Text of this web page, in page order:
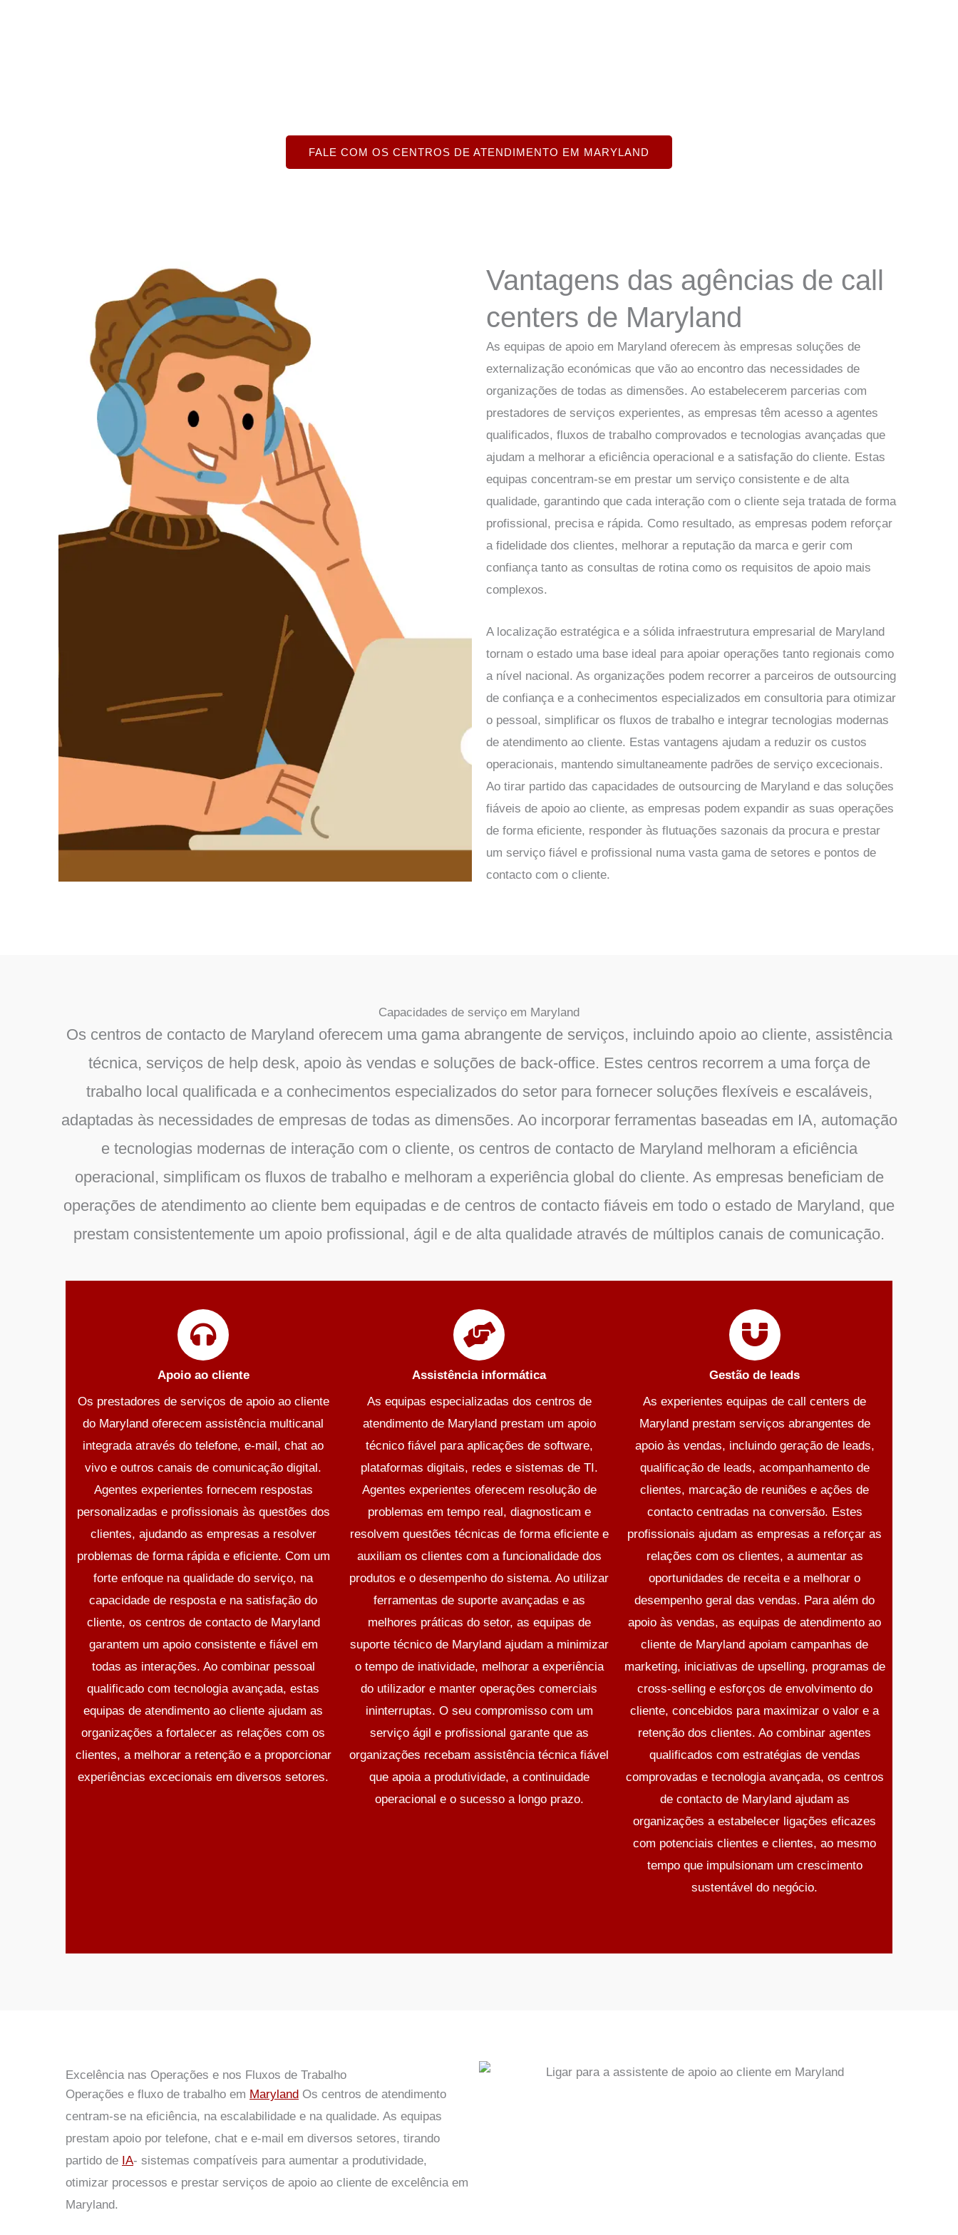
FALE COM OS CENTROS DE ATENDIMENTO EM MARYLAND
Vantagens das agências de call
centers de Maryland
As equipas de apoio em Maryland oferecem às empresas soluções de
externalização económicas que vão ao encontro das necessidades de
organizações de todas as dimensões. Ao estabelecerem parcerias com
prestadores de serviços experientes, as empresas têm acesso a agentes
qualificados, fluxos de trabalho comprovados e tecnologias avançadas que
ajudam a melhorar a eficiência operacional e a satisfação do cliente. Estas
equipas concentram-se em prestar um serviço consistente e de alta
qualidade, garantindo que cada interação com o cliente seja tratada de forma
profissional, precisa e rápida. Como resultado, as empresas podem reforçar
a fidelidade dos clientes, melhorar a reputação da marca e gerir com
confiança tanto as consultas de rotina como os requisitos de apoio mais
complexos.
A localização estratégica e a sólida infraestrutura empresarial de Maryland
tornam o estado uma base ideal para apoiar operações tanto regionais como
a nível nacional. As organizações podem recorrer a parceiros de outsourcing
de confiança e a conhecimentos especializados em consultoria para otimizar
o pessoal, simplificar os fluxos de trabalho e integrar tecnologias modernas
de atendimento ao cliente. Estas vantagens ajudam a reduzir os custos
operacionais, mantendo simultaneamente padrões de serviço excecionais.
Ao tirar partido das capacidades de outsourcing de Maryland e das soluções
fiáveis de apoio ao cliente, as empresas podem expandir as suas operações
de forma eficiente, responder às flutuações sazonais da procura e prestar
um serviço fiável e profissional numa vasta gama de setores e pontos de
contacto com o cliente.
Capacidades de serviço em Maryland
Os centros de contacto de Maryland oferecem uma gama abrangente de serviços, incluindo apoio ao cliente, assistência
técnica, serviços de help desk, apoio às vendas e soluções de back-office. Estes centros recorrem a uma força de
trabalho local qualificada e a conhecimentos especializados do setor para fornecer soluções flexíveis e escaláveis,
adaptadas às necessidades de empresas de todas as dimensões. Ao incorporar ferramentas baseadas em IA, automação
e tecnologias modernas de interação com o cliente, os centros de contacto de Maryland melhoram a eficiência
operacional, simplificam os fluxos de trabalho e melhoram a experiência global do cliente. As empresas beneficiam de
operações de atendimento ao cliente bem equipadas e de centros de contacto fiáveis em todo o estado de Maryland, que
prestam consistentemente um apoio profissional, ágil e de alta qualidade através de múltiplos canais de comunicação.
Apoio ao cliente
Os prestadores de serviços de apoio ao cliente
do Maryland oferecem assistência multicanal
integrada através do telefone, e-mail, chat ao
vivo e outros canais de comunicação digital.
Agentes experientes fornecem respostas
personalizadas e profissionais às questões dos
clientes, ajudando as empresas a resolver
problemas de forma rápida e eficiente. Com um
forte enfoque na qualidade do serviço, na
capacidade de resposta e na satisfação do
cliente, os centros de contacto de Maryland
garantem um apoio consistente e fiável em
todas as interações. Ao combinar pessoal
qualificado com tecnologia avançada, estas
equipas de atendimento ao cliente ajudam as
organizações a fortalecer as relações com os
clientes, a melhorar a retenção e a proporcionar
experiências excecionais em diversos setores.
Assistência informática
As equipas especializadas dos centros de
atendimento de Maryland prestam um apoio
técnico fiável para aplicações de software,
plataformas digitais, redes e sistemas de TI.
Agentes experientes oferecem resolução de
problemas em tempo real, diagnosticam e
resolvem questões técnicas de forma eficiente e
auxiliam os clientes com a funcionalidade dos
produtos e o desempenho do sistema. Ao utilizar
ferramentas de suporte avançadas e as
melhores práticas do setor, as equipas de
suporte técnico de Maryland ajudam a minimizar
o tempo de inatividade, melhorar a experiência
do utilizador e manter operações comerciais
ininterruptas. O seu compromisso com um
serviço ágil e profissional garante que as
organizações recebam assistência técnica fiável
que apoia a produtividade, a continuidade
operacional e o sucesso a longo prazo.
Gestão de leads
As experientes equipas de call centers de
Maryland prestam serviços abrangentes de
apoio às vendas, incluindo geração de leads,
qualificação de leads, acompanhamento de
clientes, marcação de reuniões e ações de
contacto centradas na conversão. Estes
profissionais ajudam as empresas a reforçar as
relações com os clientes, a aumentar as
oportunidades de receita e a melhorar o
desempenho geral das vendas. Para além do
apoio às vendas, as equipas de atendimento ao
cliente de Maryland apoiam campanhas de
marketing, iniciativas de upselling, programas de
cross-selling e esforços de envolvimento do
cliente, concebidos para maximizar o valor e a
retenção dos clientes. Ao combinar agentes
qualificados com estratégias de vendas
comprovadas e tecnologia avançada, os centros
de contacto de Maryland ajudam as
organizações a estabelecer ligações eficazes
com potenciais clientes e clientes, ao mesmo
tempo que impulsionam um crescimento
sustentável do negócio.
Excelência nas Operações e nos Fluxos de Trabalho
Operações e fluxo de trabalho em Maryland Os centros de atendimento
centram-se na eficiência, na escalabilidade e na qualidade. As equipas
prestam apoio por telefone, chat e e-mail em diversos setores, tirando
partido de IA- sistemas compatíveis para aumentar a produtividade,
otimizar processos e prestar serviços de apoio ao cliente de excelência em
Maryland.